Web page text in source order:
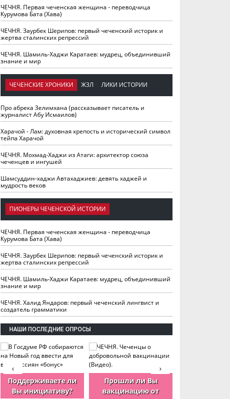
ЧЕЧНЯ. Первая чеченская женщина - переводчица
Курумова Бата (Хава)
ЧЕЧНЯ. Заурбек Шерипов: первый чеченский историк и
жертва сталинских репрессий
ЧЕЧНЯ. Шамиль-Хаджи Каратаев: мудрец, объединивший
знание и мир
ЧЕЧЕНСКИЕ ХРОНИКИ ЖЗЛ ЛИКИ ИСТОРИИ
Про абрека Зелимхана (рассказывает писатель и
журналист Абу Исмаилов)
Харачой - Лам: духовная крепость и исторический символ
тейпа Харачой
ЧЕЧНЯ. Мохмад-Хаджи из Атаги: архитектор союза
чеченцев и ингушей
Шамсуддин-хаджи Автахаджиев: девять хаджей и
мудрость веков
ПИОНЕРЫ ЧЕЧЕНСКОЙ ИСТОРИИ
ЧЕЧНЯ. Первая чеченская женщина - переводчица
Курумова Бата (Хава)
ЧЕЧНЯ. Заурбек Шерипов: первый чеченский историк и
жертва сталинских репрессий
ЧЕЧНЯ. Шамиль-Хаджи Каратаев: мудрец, объединивший
знание и мир
ЧЕЧНЯ. Халид Яндаров: первый чеченский лингвист и
создатель грамматики
НАШИ ПОСЛЕДНИЕ ОПРОСЫ
Поддерживаете ли
Вы инициативу?
Прошли ли Вы
вакцинацию от
›
‹